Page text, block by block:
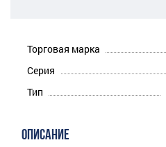
Торговая марка
Серия
Тип
ОПИСАНИЕ